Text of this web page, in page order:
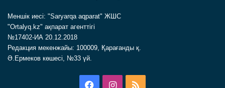
Меншік иесі: "Saryarqa aqparat" ЖШС
"Ortalyq.kz" ақпарат агенттігі
№17402-ИА 20.12.2018
Редакция мекенжайы: 100009, Қарағанды қ.
Ә.Ермеков көшесі, №33 үй.
FacebookInstagram